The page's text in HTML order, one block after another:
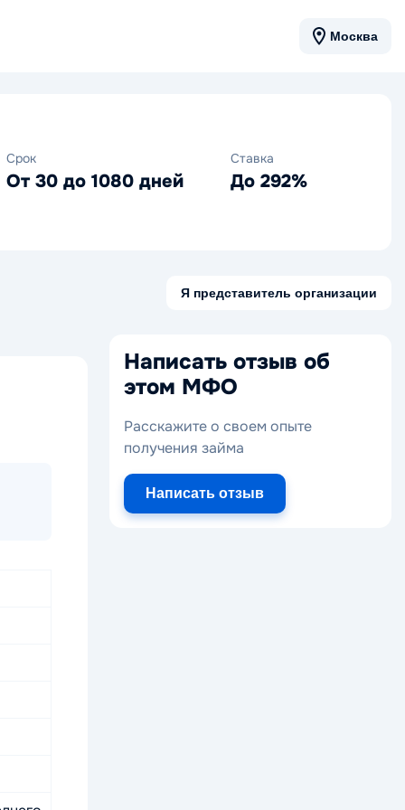
Москва
Срок
От 30 до 1080 дней
Ставка
До 292%
Я представитель организации
Написать отзыв об
этом МФО
Расскажите о своем опыте
получения займа
Написать отзыв